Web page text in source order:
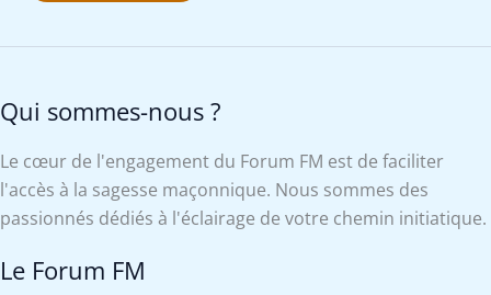
Qui sommes-nous ?
Le cœur de l'engagement du Forum FM est de faciliter
l'accès à la sagesse maçonnique. Nous sommes des
passionnés dédiés à l'éclairage de votre chemin initiatique.
Le Forum FM